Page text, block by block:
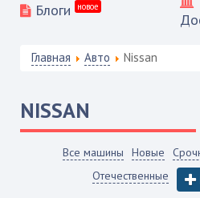
Блоги
новое
Главная Авто Nissan
NISSAN
Все машины Новые
Отечественные